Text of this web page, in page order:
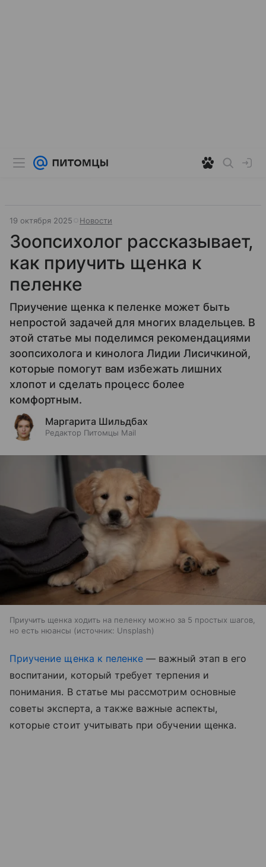
19 октября 2025 Новости
Зоопсихолог рассказывает,
как приучить щенка к
пеленке
Приучение щенка к пеленке может быть
непростой задачей для многих владельцев. В
этой статье мы поделимся рекомендациями
зоопсихолога и кинолога Лидии Лисичкиной,
которые помогут вам избежать лишних
хлопот и сделать процесс более
комфортным.
Маргарита Шильдбах
Редактор Питомцы Mail
Приучить щенка ходить на пеленку можно за 5 простых шагов,
но есть нюансы
источник: Unsplash
Приучение щенка к пеленке — важный этап в его
воспитании, который требует терпения и
понимания. В статье мы рассмотрим основные
советы эксперта, а также важные аспекты,
которые стоит учитывать при обучении щенка.